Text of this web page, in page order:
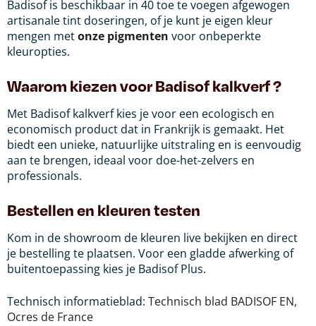
Badisof is beschikbaar in 40 toe te voegen afgewogen
artisanale tint doseringen, of je kunt je eigen kleur
mengen metonze pigmenten voor onbeperkte
kleuropties.
Waarom kiezen voor Badisof kalkverf ?
Met Badisof kalkverf kies je voor een ecologisch en
economisch product dat in Frankrijk is gemaakt. Het
biedt een unieke, natuurlijke uitstraling en is eenvoudig
aan te brengen, ideaal voor doe-het-zelvers en
professionals.
Bestellen en kleuren testen
Kom in de showroom de kleuren live bekijken en direct
je bestelling te plaatsen. Voor een gladde afwerking of
buitentoepassing kies je Badisof Plus.
Technisch informatieblad: Technisch blad BADISOF EN,
Ocres de France